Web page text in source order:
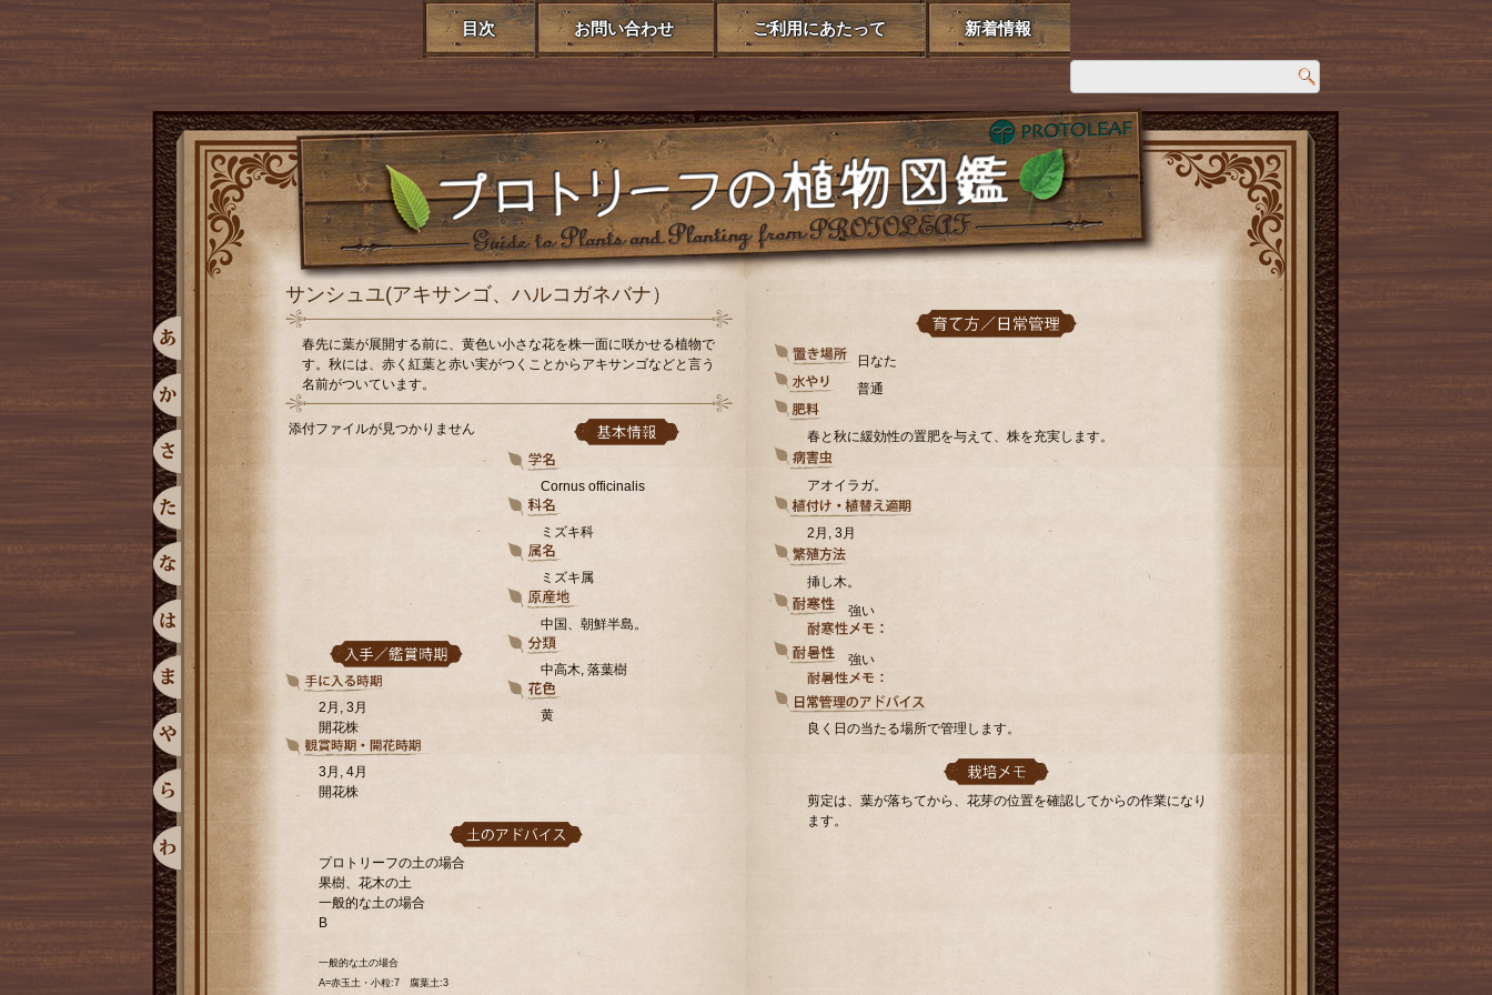
目次 お問い合わせ ご利用にあたって 新着情報
サンシュユ(アキサンゴ、ハルコガネバナ）
春先に葉が展開する前に、黄色い小さな花を株一面に咲かせる植物で
す。秋には、赤く紅葉と赤い実がつくことからアキサンゴなどと言う
名前がついています。
日なた
普通
春と秋に緩効性の置肥を与えて、株を充実します。
アオイラガ。
2月, 3月
挿し木。
強い
強い
良く日の当たる場所で管理します。
剪定は、葉が落ちてから、花芽の位置を確認してからの作業になり
ます。
添付ファイルが見つかりません
Cornus officinalis
ミズキ科
ミズキ属
中国、朝鮮半島。
中高木, 落葉樹
黄
2月, 3月
開花株
3月, 4月
開花株
プロトリーフの土の場合
果樹、花木の土
一般的な土の場合
B
一般的な土の場合
A=赤玉土・小粒:7 腐葉土:3